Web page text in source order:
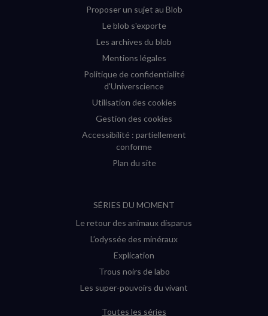
Proposer un sujet au Blob
Le blob s'exporte
Les archives du blob
Mentions légales
Politique de confidentialité
d'Universcience
Utilisation des cookies
Gestion des cookies
Accessibilité : partiellement
conforme
Plan du site
SÉRIES DU MOMENT
Le retour des animaux disparus
L’odyssée des minéraux
Explication
Trous noirs de labo
Les super-pouvoirs du vivant
Toutes les séries